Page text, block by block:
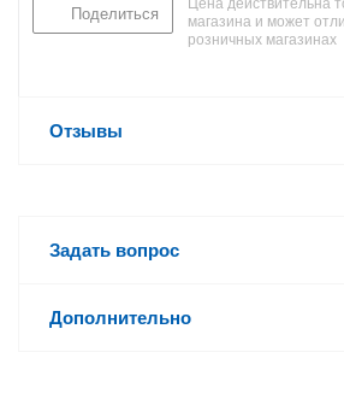
Поделиться
Цена действительна
магазина и может
розничных магазинах
Отзывы
Задать вопрос
Дополнительно